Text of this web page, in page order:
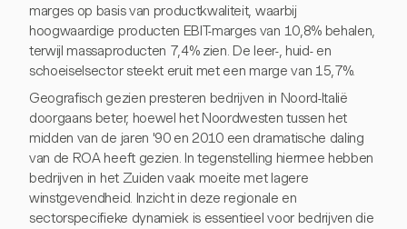
marges op basis van productkwaliteit, waarbij
hoogwaardige producten EBIT-marges van 10,8% behalen,
terwijl massaproducten 7,4% zien. De leer-, huid- en
schoeiselsector steekt eruit met een marge van 15,7%.
Geografisch gezien presteren bedrijven in Noord-Italië
doorgaans beter, hoewel het Noordwesten tussen het
midden van de jaren '90 en 2010 een dramatische daling
van de ROA heeft gezien. In tegenstelling hiermee hebben
bedrijven in het Zuiden vaak moeite met lagere
winstgevendheid. Inzicht in deze regionale en
sectorspecifieke dynamiek is essentieel voor bedrijven die